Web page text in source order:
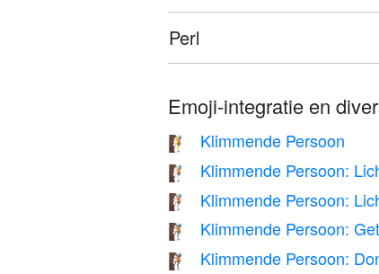
Perl
Emoji-integratie en
🧗 Klimmende Persoon
🧗🏻 Klimmende Persoon:
🧗🏼 Klimmende Persoon:
🧗🏽 Klimmende Persoon:
🧗🏾 Klimmende Persoon: